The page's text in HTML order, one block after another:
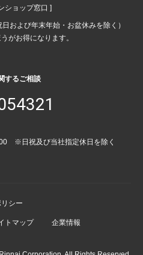
ショップ窓口 ]
および年末年始・お盆休みを除く）
がお得になります。
するご相談
※日祝及び当社指定休日を除く
シー
トマップ 企業情報